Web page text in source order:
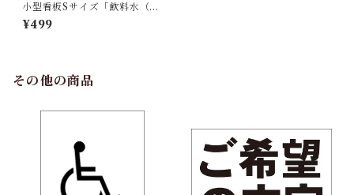
小型看板Sサイズ「飲料水（赤
字）」 屋外可【工場・現場】
¥499
その他の商品